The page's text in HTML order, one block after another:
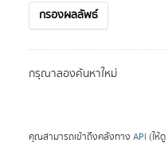
กรองผลลัพธ์
กรุณาลองค้นหาใหม่
คุณสามารถเข้าถึงคลังทาง API (ให้ดู